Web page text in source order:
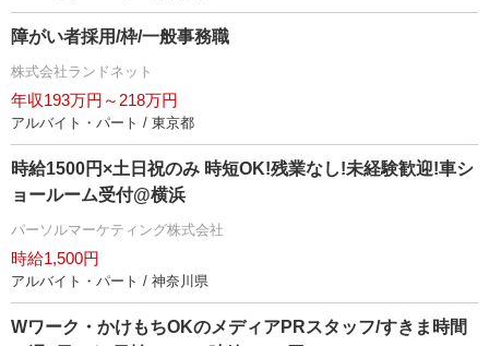
障がい者採用/枠/一般事務職
株式会社ランドネット
年収193万円～218万円
アルバイト・パート / 東京都
時給1500円×土日祝のみ 時短OK!残業なし!未経験歓迎!車シ
ョールーム受付@横浜
パーソルマーケティング株式会社
時給1,500円
アルバイト・パート / 神奈川県
Wワーク・かけもちOKのメディアPRスタッフ/すきま時間